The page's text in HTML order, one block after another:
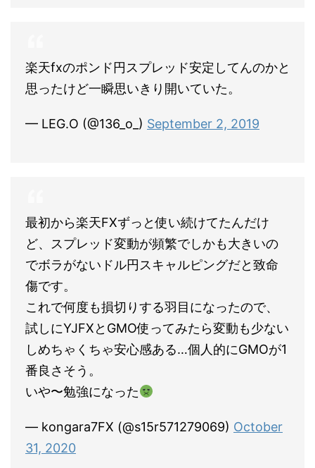
楽天fxのポンド円スプレッド安定してんのかと
思ったけど一瞬思いきり開いていた。
— LEG.O (@136_o_) September 2, 2019
最初から楽天FXずっと使い続けてたんだけ
ど、スプレッド変動が頻繁でしかも大きいの
でボラがないドル円スキャルピングだと致命
傷です。
これで何度も損切りする羽目になったので、
試しにYJFXとGMO使ってみたら変動も少ない
しめちゃくちゃ安心感ある…個人的にGMOが1
番良さそう。
いや〜勉強になった
— kongara7FX (@s15r571279069) October
31, 2020